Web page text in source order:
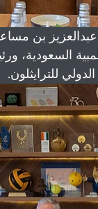
بن
السعودية،
للترايثلون.